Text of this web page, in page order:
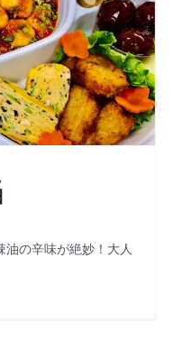
の辛味が絶妙！大人